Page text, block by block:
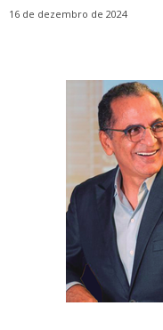
16 de dezembro de 2024